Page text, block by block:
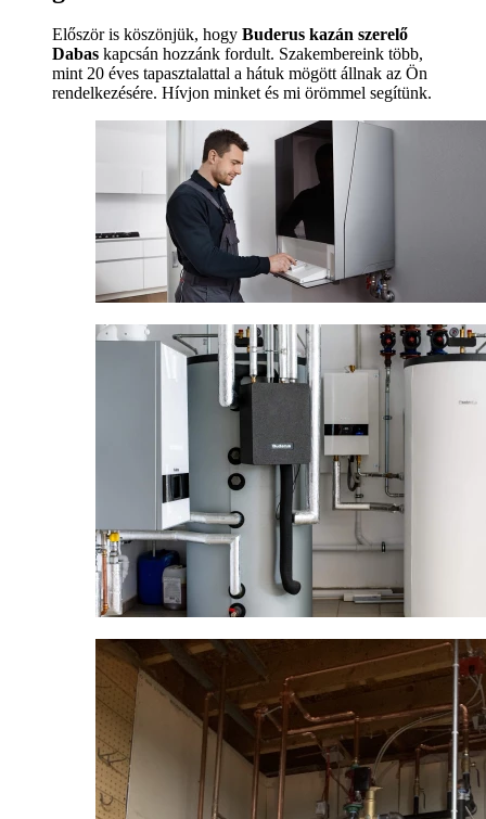
Először is köszönjük, hogy Buderus kazán szerelő
Dabas kapcsán hozzánk fordult. Szakembereink több,
mint 20 éves tapasztalattal a hátuk mögött állnak az Ön
rendelkezésére. Hívjon minket és mi örömmel segítünk.